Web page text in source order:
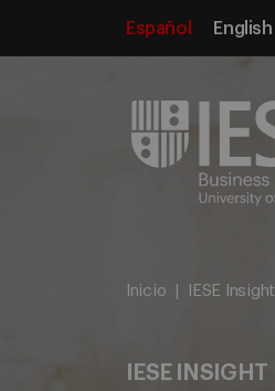
Español English
Inicio IESE Insight
IESE INSIGHT